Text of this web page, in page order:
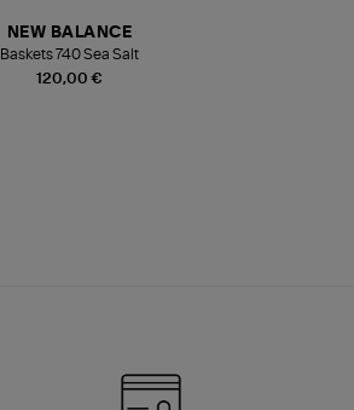
120,00 €
NEW BALANCE
Baskets 740 Sea Salt